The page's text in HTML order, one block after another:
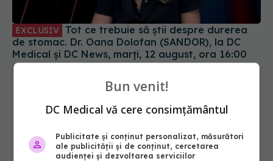
25 aug 2025, 15:53
Bun venit!
DC Medical vă cere consimțământul
Publicitate și conținut personalizat, măsurători
ale publicității și de conținut, cercetarea
audienței și dezvoltarea serviciilor